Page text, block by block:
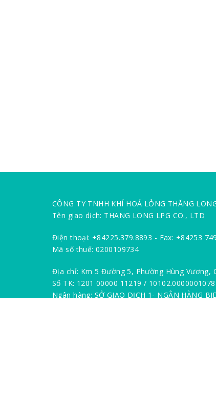
CÔNG TY TNHH KHÍ HOÁ LỎNG THĂNG
Tên giao dịch: THANG LONG LPG CO., LTD
Điện thoại: +84225.379.8893 - Fax: +84253
Mã số thuế: 0200109734
Địa chỉ: Km 5 Đường 5, Phường Hùng Vương,
Số TK: 1201 00000 11219 / 10102.0000001078
Ngân hàng: SỞ GIAO DỊCH 1- NGÂN HÀNG